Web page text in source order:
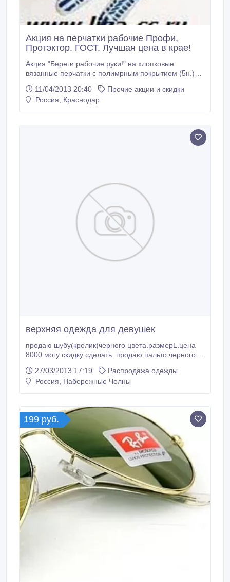
Акция на перчатки рабочие Профи,
Протэктор. ГОСТ. Лучшая цена в крае!
Акция "Береги рабочие руки!" на хлопковые
вязанные перчатки с полимрным покрытием (5н.)
Профи- цена опта- 9, 50 рублей; 10 класс-
Протэктор- цена - 10, 00 рублей. Цены с учетом
11/04/2013 20:40
Прочие акции и скидки
Россия, Краснодар
верхняя одежда для девушек
продаю шубу(кролик)черного цвета.размерL.цена
8000.могу скидку сделать. продаю пальто черного
одевала.фирма ZAAL.этикетка есть!!!цену могу
скинуть!!!размер M. сапоги замшевые.черные до
27/03/2013 17:19
Распродажа одежды
Россия, Набережные Челны
199 руб.